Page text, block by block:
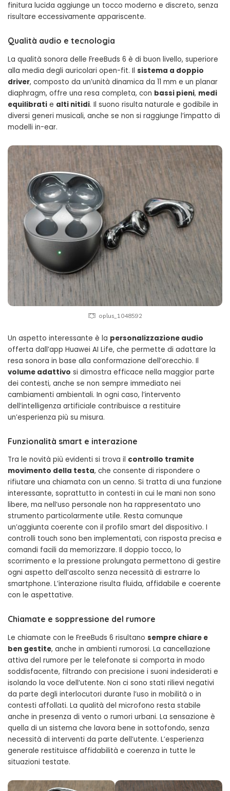
finitura lucida aggiunge un tocco moderno e discreto, senza
risultare eccessivamente appariscente.
Qualità audio e tecnologia
La qualità sonora delle FreeBuds 6 è di buon livello, superiore
alla media degli auricolari open-fit. Il sistema a doppio
driver, composto da un’unità dinamica da 11 mm e un planar
diaphragm, offre una resa completa, con bassi pieni, medi
equilibrati e alti nitidi. Il suono risulta naturale e godibile in
diversi generi musicali, anche se non si raggiunge l’impatto di
modelli in-ear.
oplus_1048592
Un aspetto interessante è la personalizzazione audio
offerta dall’app Huawei AI Life, che permette di adattare la
resa sonora in base alla conformazione dell’orecchio. Il
volume adattivo si dimostra efficace nella maggior parte
dei contesti, anche se non sempre immediato nei
cambiamenti ambientali. In ogni caso, l’intervento
dell’intelligenza artificiale contribuisce a restituire
un’esperienza più su misura.
Funzionalità smart e interazione
Tra le novità più evidenti si trova il controllo tramite
movimento della testa, che consente di rispondere o
rifiutare una chiamata con un cenno. Si tratta di una funzione
interessante, soprattutto in contesti in cui le mani non sono
libere, ma nell’uso personale non ha rappresentato uno
strumento particolarmente utile. Resta comunque
un’aggiunta coerente con il profilo smart del dispositivo. I
controlli touch sono ben implementati, con risposta precisa e
comandi facili da memorizzare. Il doppio tocco, lo
scorrimento e la pressione prolungata permettono di gestire
ogni aspetto dell’ascolto senza necessità di estrarre lo
smartphone. L’interazione risulta fluida, affidabile e coerente
con le aspettative.
Chiamate e soppressione del rumore
Le chiamate con le FreeBuds 6 risultano sempre chiare e
ben gestite, anche in ambienti rumorosi. La cancellazione
attiva del rumore per le telefonate si comporta in modo
soddisfacente, filtrando con precisione i suoni indesiderati e
isolando la voce dell’utente. Non ci sono stati rilievi negativi
da parte degli interlocutori durante l’uso in mobilità o in
contesti affollati. La qualità del microfono resta stabile
anche in presenza di vento o rumori urbani. La sensazione è
quella di un sistema che lavora bene in sottofondo, senza
necessità di interventi da parte dell’utente. L’esperienza
generale restituisce affidabilità e coerenza in tutte le
situazioni testate.